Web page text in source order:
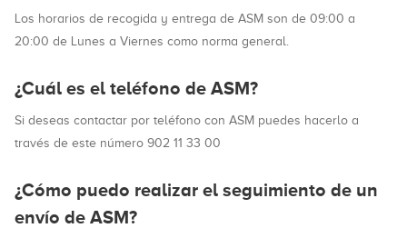
Los horarios de recogida y entrega de ASM son de 09:00 a
20:00 de Lunes a Viernes como norma general.
¿Cuál es el teléfono de ASM?
Si deseas contactar por teléfono con ASM puedes hacerlo a
través de este número 902 11 33 00
¿Cómo puedo realizar el seguimiento de un
envío de ASM?